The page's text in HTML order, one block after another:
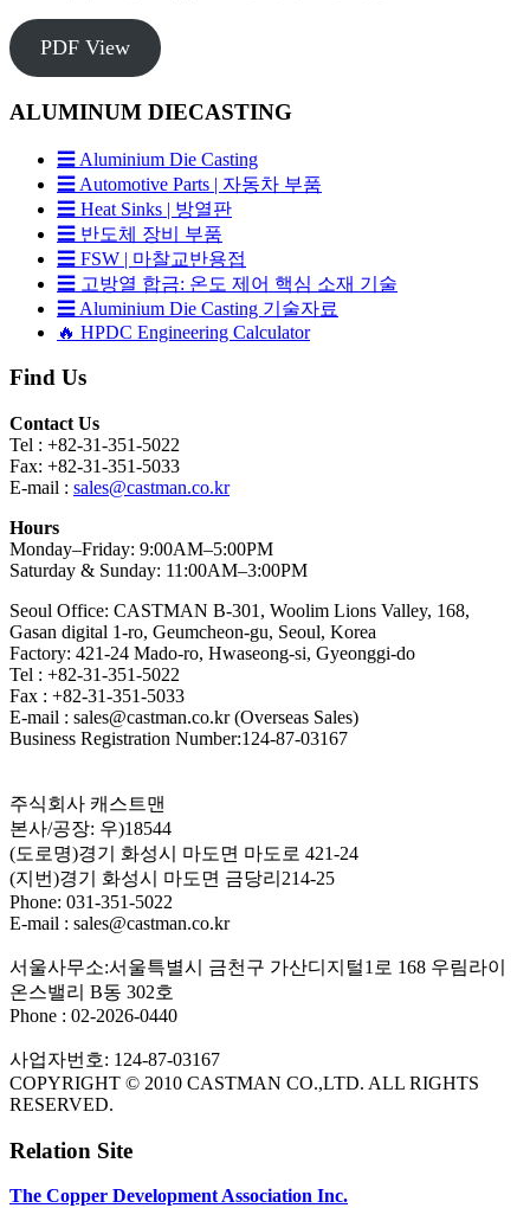
PDF View
ALUMINUM DIECASTING
☰ Aluminium Die Casting
☰ Automotive Parts | 자동차 부품
☰ Heat Sinks | 방열판
☰ 반도체 장비 부품
☰ FSW | 마찰교반용접
☰ 고방열 합금: 온도 제어 핵심 소재 기술
☰ Aluminium Die Casting 기술자료
🔥 HPDC Engineering Calculator
Find Us
Contact Us
Tel : +82-31-351-5022
Fax: +82-31-351-5033
E-mail : sales@castman.co.kr
Hours
Monday–Friday: 9:00AM–5:00PM
Saturday & Sunday: 11:00AM–3:00PM
Seoul Office: CASTMAN B-301, Woolim Lions Valley, 168,
Gasan digital 1-ro, Geumcheon-gu, Seoul, Korea
Factory: 421-24 Mado-ro, Hwaseong-si, Gyeonggi-do
Tel : +82-31-351-5022
Fax : +82-31-351-5033
E-mail : sales@castman.co.kr (Overseas Sales)
Business Registration Number:124-87-03167
주식회사 캐스트맨
본사/공장: 우)18544
(도로명)경기 화성시 마도면 마도로 421-24
(지번)경기 화성시 마도면 금당리214-25
Phone: 031-351-5022
E-mail : sales@castman.co.kr
서울사무소:서울특별시 금천구 가산디지털1로 168 우림라이
온스밸리 B동 302호
Phone : 02-2026-0440
사업자번호: 124-87-03167
COPYRIGHT © 2010 CASTMAN CO.,LTD. ALL RIGHTS
RESERVED.
Relation Site
The Copper Development Association Inc.